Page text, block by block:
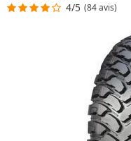
4/5 (84 avis)